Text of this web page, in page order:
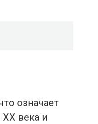
означает
века и